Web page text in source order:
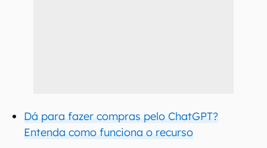
Dá para fazer compras pelo ChatGPT?
Entenda como funciona o recurso